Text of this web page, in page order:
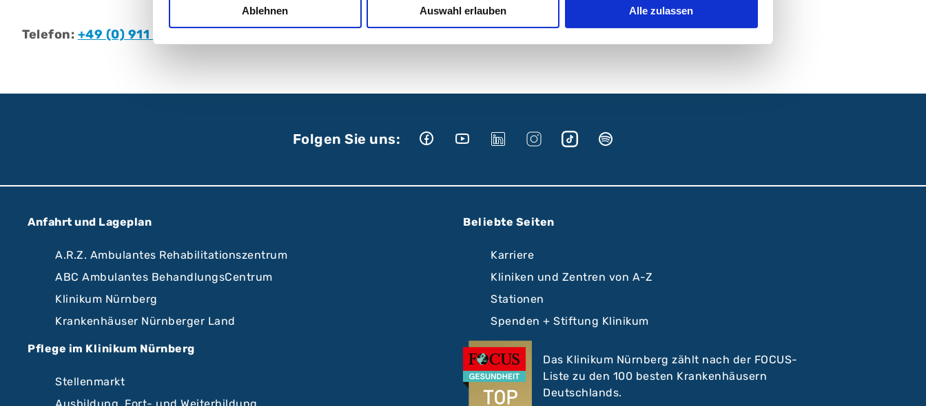
Ablehnen Auswahl erlauben Alle zulassen
Telefon: +49 (0) 911 398-7390
Folgen Sie uns:
Anfahrt und Lageplan
A.R.Z. Ambulantes Rehabilitationszentrum
ABC Ambulantes BehandlungsCentrum
Klinikum Nürnberg
Krankenhäuser Nürnberger Land
Beliebte Seiten
Karriere
Kliniken und Zentren von A-Z
Stationen
Spenden + Stiftung Klinikum
Pflege im Klinikum Nürnberg
Stellenmarkt
Das Klinikum Nürnberg zählt nach der FOCUS-
Liste zu den 100 besten Krankenhäusern
Deutschlands.